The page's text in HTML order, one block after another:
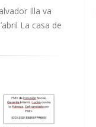
Illa va
La casa de